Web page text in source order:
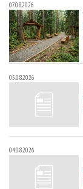
07.08.2026
05.08.2026
04.08.2026